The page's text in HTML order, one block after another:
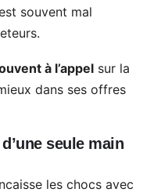
souvent mal
à l’appel sur la
dans ses offres
seule main
les chocs avec